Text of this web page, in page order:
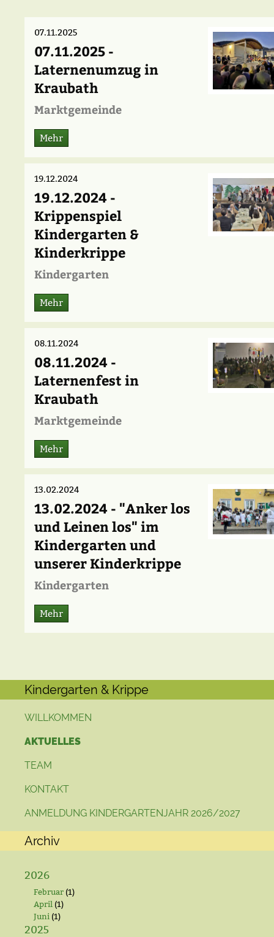
07.11.2025
07.11.2025 -
Laternenumzug in
Kraubath
Marktgemeinde
Mehr
19.12.2024
19.12.2024 -
Krippenspiel
Kindergarten &
Kinderkrippe
Kindergarten
Mehr
08.11.2024
08.11.2024 -
Laternenfest in
Kraubath
Marktgemeinde
Mehr
13.02.2024
13.02.2024 - "Anker los
und Leinen los" im
Kindergarten und
unserer Kinderkrippe
Kindergarten
Mehr
Kindergarten & Krippe
WILLKOMMEN
AKTUELLES
TEAM
KONTAKT
ANMELDUNG KINDERGARTENJAHR 2026/2027
Archiv
2026
Februar (1)
April (1)
Juni (1)
2025